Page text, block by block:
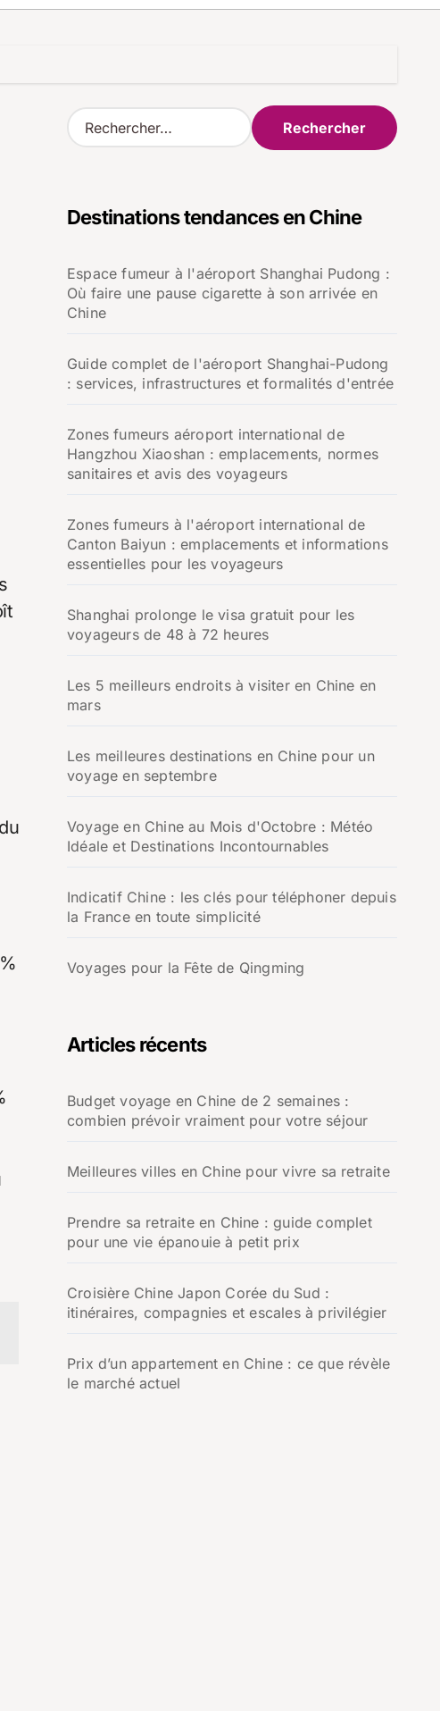
R
e
r
e
r
Destinations tendances en Chine
Espace fumeur à l'aéroport Shanghai Pudong :
Où faire une pause cigarette à son arrivée en
Chine
Guide complet de l'aéroport Shanghai-Pudong
: services, infrastructures et formalités d'entrée
Zones fumeurs aéroport international de
Hangzhou Xiaoshan : emplacements, normes
sanitaires et avis des voyageurs
Zones fumeurs à l'aéroport international de
Canton Baiyun : emplacements et informations
essentielles pour les voyageurs
Shanghai prolonge le visa gratuit pour les
voyageurs de 48 à 72 heures
Les 5 meilleurs endroits à visiter en Chine en
mars
Les meilleures destinations en Chine pour un
voyage en septembre
Voyage en Chine au Mois d'Octobre : Météo
Idéale et Destinations Incontournables
Indicatif Chine : les clés pour téléphoner depuis
la France en toute simplicité
Voyages pour la Fête de Qingming
Articles récents
Budget voyage en Chine de 2 semaines :
combien prévoir vraiment pour votre séjour
Meilleures villes en Chine pour vivre sa retraite
Prendre sa retraite en Chine : guide complet
pour une vie épanouie à petit prix
Croisière Chine Japon Corée du Sud :
itinéraires, compagnies et escales à privilégier
Prix d’un appartement en Chine : ce que révèle
le marché actuel